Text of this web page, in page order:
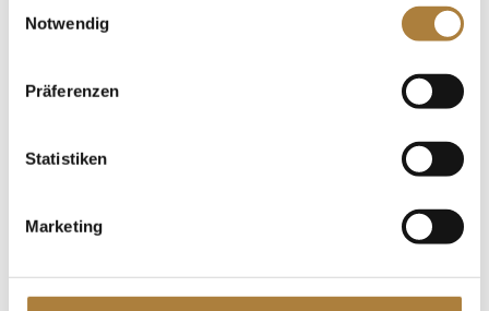
Notwendig
Präferenzen
Statistiken
Marketing
Pferdesport von mehreren...
Spenden
Talentpool-Athlet Calvin Böckmann wird U25-
100. Geburtstag von HGW: Warendorf erinnert an